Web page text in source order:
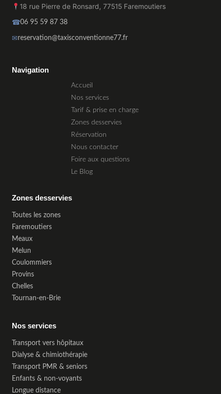
18 rue Pierre de Ronsard, 77515 Faremoutiers
☎06 95 59 87 38
✉reservation@taxisconventionne77.fr
Navigation
Accueil
Nos services
Tarif & prise en charge
Zones desservies
Réservation
Nous contacter
Foire aux questions
Le Blog
Zones desservies
Toutes les zones
Faremoutiers
Meaux
Melun
Coulommiers
Provins
Chelles
Tournan-en-Brie
Nos services
Transport vers hôpitaux
Dialyse & chimiothérapie
Transport PMR & seniors
Enfants & non-voyants
Longue distance